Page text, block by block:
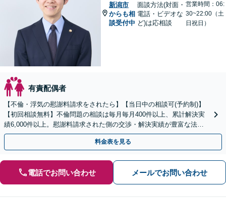
新潟市
からも相
談受付中
面談方法(対面・
電話・ビデオな
ど)は応相談
営業時間：06:
30~22:00（土
日祝日）
有責配偶者
【不倫・浮気の慰謝料請求をされたら】【当日中の相談可(予約制)】
【初回相談無料】不倫問題の相談は毎月毎月400件以上、累計解決実
績6,000件以上。慰謝料請求された側の交渉・解決実績が豊富な法律
事務所です。
料金表を見る
電話でお問い合わせ メールでお問い合わせ